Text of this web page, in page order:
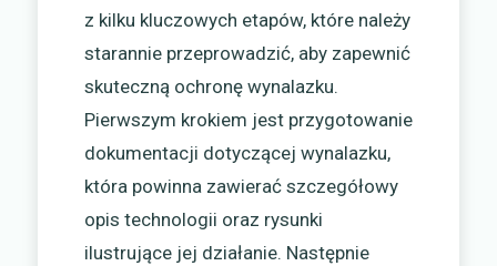
z kilku kluczowych etapów, które należy
starannie przeprowadzić, aby zapewnić
skuteczną ochronę wynalazku.
Pierwszym krokiem jest przygotowanie
dokumentacji dotyczącej wynalazku,
która powinna zawierać szczegółowy
opis technologii oraz rysunki
ilustrujące jej działanie. Następnie